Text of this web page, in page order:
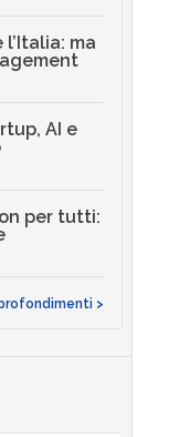
ma
AI e
per tutti:
>